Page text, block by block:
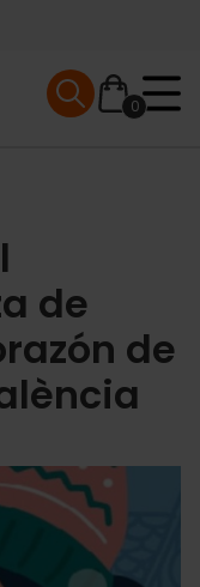
0
Mobile menu
de
de